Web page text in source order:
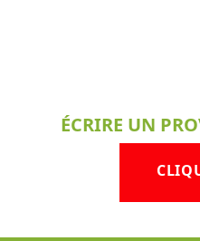
ÉCRIRE UN